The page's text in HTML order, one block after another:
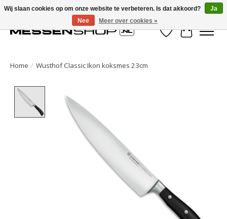
Verlanglijst
Home / Wusthof Classic Ikon koksmes 23cm
Wij slaan cookies op om onze website te verbeteren. Is dat akkoord?
Ja
Nee
Meer over cookies »